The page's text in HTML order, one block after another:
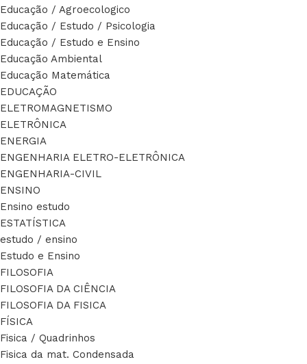
Educação / Agroecologico
Educação / Estudo / Psicologia
Educação / Estudo e Ensino
Educação Ambiental
Educação Matemática
EDUCAÇÃO
ELETROMAGNETISMO
ELETRÔNICA
ENERGIA
ENGENHARIA ELETRO-ELETRÔNICA
ENGENHARIA-CIVIL
ENSINO
Ensino estudo
ESTATÍSTICA
estudo / ensino
Estudo e Ensino
FILOSOFIA
FILOSOFIA DA CIÊNCIA
FILOSOFIA DA FISICA
FÍSICA
Fisica / Quadrinhos
Fisica da mat. Condensada